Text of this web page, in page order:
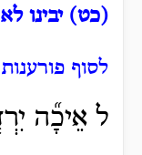
(כט) יבינו
לסוף
ל אֵיכָ֞ה